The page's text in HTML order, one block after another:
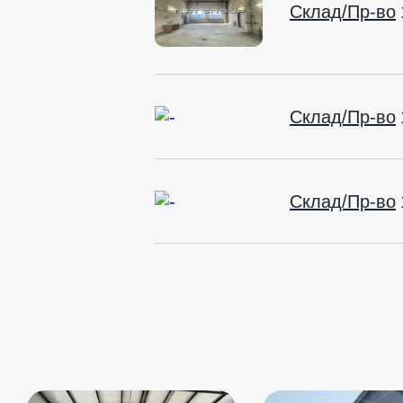
Склад/Пр-во
Склад/Пр-во
Склад/Пр-во